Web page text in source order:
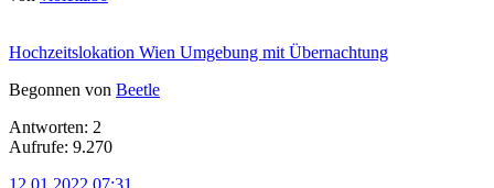
Hochzeitslokation Wien Umgebung mit Übernachtung
Begonnen von Beetle
Antworten: 2
Aufrufe: 9.270
12.01.2022 07:31